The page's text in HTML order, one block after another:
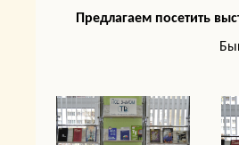
Предлагаем посетить